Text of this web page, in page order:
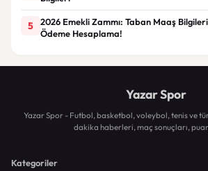
5
2026 Emekli Zammı: Taban Maaş
Ödeme Hesaplama!
Yazar Spor
Yazar Spor - Futbol, basketbol, voleybol, tenis ve
dakika haberleri, maç sonuçları,
Kategoriler